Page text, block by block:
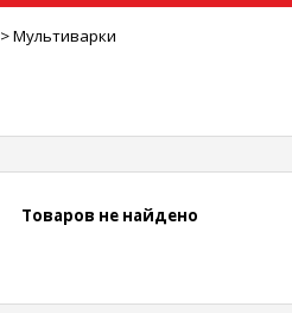
> Мультиварки
Товаров не найдено